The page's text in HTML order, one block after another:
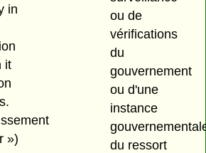
in
it
»)
ou de
vérifications
du
gouvernement
ou d'une
instance
du ressort